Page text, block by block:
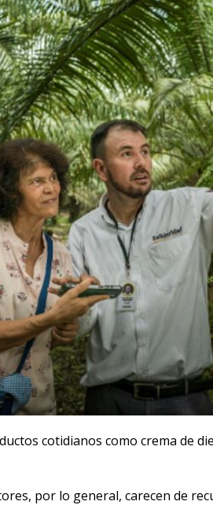
cotidianos como crema de
por lo general, carecen de